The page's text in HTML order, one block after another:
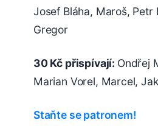
Josef Bláha, Maroš, Petr
Gregor
30 Kč přispívají: Ondřej
Marian Vorel, Marcel,
Staňte se patronem!